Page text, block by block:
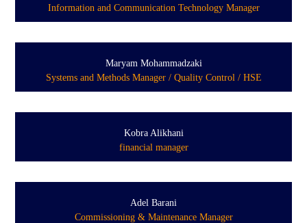
Information and Communication Technology Manager
Maryam Mohammadzaki
Systems and Methods Manager / Quality Control / HSE
Kobra Alikhani
financial manager
Adel Barani
Commissioning & Maintenance Manager